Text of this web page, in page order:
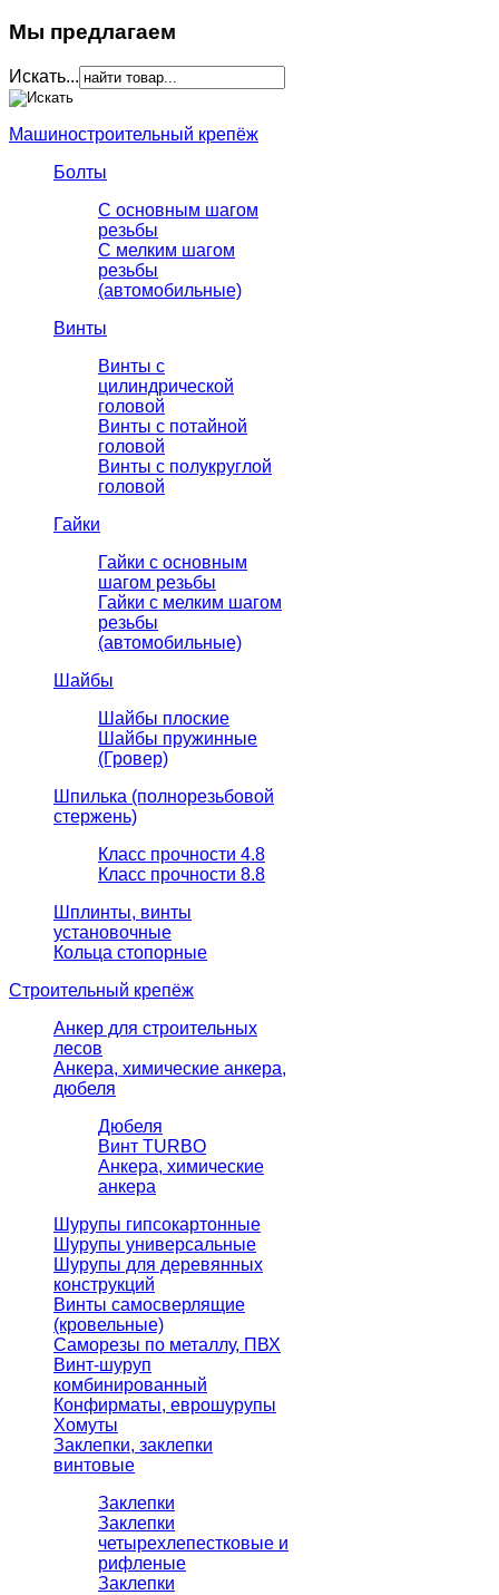
Мы предлагаем
Искать...
Машиностроительный крепёж
Болты
С основным шагом
резьбы
C мелким шагом
резьбы
(автомобильные)
Винты
Винты с
цилиндрической
головой
Винты с потайной
головой
Винты с полукруглой
головой
Гайки
Гайки с основным
шагом резьбы
Гайки с мелким шагом
резьбы
(автомобильные)
Шайбы
Шайбы плоские
Шайбы пружинные
(Гровер)
Шпилька (полнорезьбовой
стержень)
Класс прочности 4.8
Класс прочности 8.8
Шплинты, винты
установочные
Кольца стопорные
Строительный крепёж
Анкер для строительных
лесов
Анкера, химические анкера,
дюбеля
Дюбеля
Винт TURBO
Анкера, химические
анкера
Шурупы гипсокартонные
Шурупы универсальные
Шурупы для деревянных
конструкций
Винты самосверлящие
(кровельные)
Саморезы по металлу, ПВХ
Винт-шуруп
комбинированный
Конфирматы, еврошурупы
Хомуты
Заклепки, заклепки
винтовые
Заклепки
Заклепки
четырехлепестковые и
рифленые
Заклепки